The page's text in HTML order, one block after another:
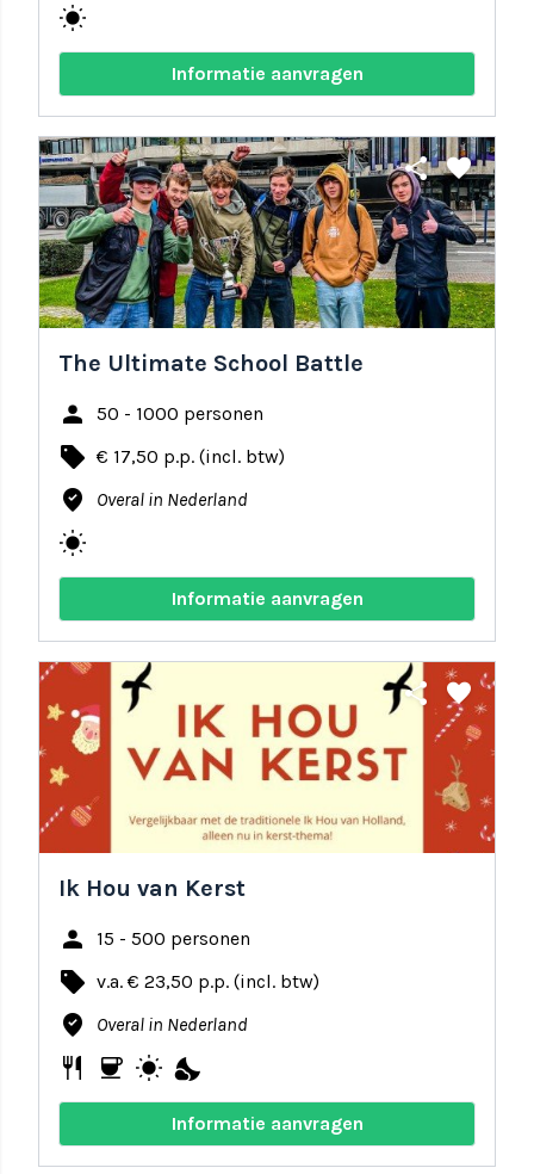
wb_sunny
Informatie aanvragen
share favorite
The Ultimate School Battle
person 50 - 1000 personen
local_offer € 17,50 p.p. (incl. btw)
where_to_vote Overal in Nederland
wb_sunny
Informatie aanvragen
share favorite
Ik Hou van Kerst
person 15 - 500 personen
local_offer v.a. € 23,50 p.p. (incl. btw)
where_to_vote Overal in Nederland
restaurant coffee wb_sunny nights_stay
Informatie aanvragen